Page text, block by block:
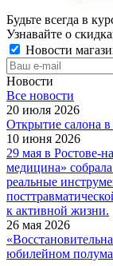
Будьте всегда в
Узнавайте о
Новости
Новости
Все новости
20 июля 2026
Открытие салона в
10 июня 2026
29 мая в Ростове-
медицина»
реальные
к активной жизни.
26 мая 2026
юбилейном